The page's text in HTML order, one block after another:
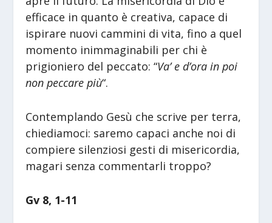
efficace in quanto è creativa, capace di
ispirare nuovi cammini di vita, fino a quel
momento inimmaginabili per chi è
prigioniero del peccato: “Va’ e d’ora in poi
non peccare più“.
Contemplando Gesù che scrive per terra,
chiediamoci: saremo capaci anche noi di
compiere silenziosi gesti di misericordia,
magari senza commentarli troppo?
Gv 8, 1-11